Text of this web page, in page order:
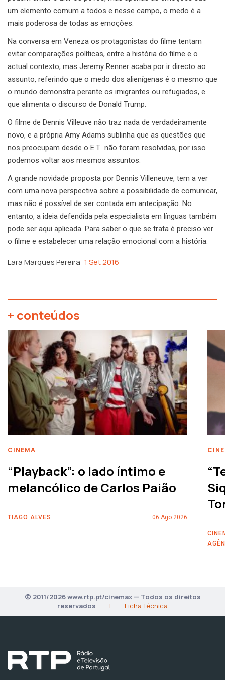
um elemento comum a todos e nesse campo, o medo é a
mais poderosa de todas as emoções.
Na conversa em Veneza os protagonistas do filme tentam
evitar comparações políticas, entre a história do filme e o
actual contexto, mas Jeremy Renner acaba por ir directo ao
assunto, referindo que o medo dos alienígenas é o mesmo que
o mundo demonstra perante os imigrantes ou refugiados, e
que alimenta o discurso de Donald Trump.
O filme de Dennis Villeuve não traz nada de verdadeiramente
novo, e a própria Amy Adams sublinha que as questões que
nos preocupam desde o E.T não foram resolvidas, por isso
podemos voltar aos mesmos assuntos.
A grande novidade proposta por Dennis Villeneuve, tem a ver
com uma nova perspectiva sobre a possibilidade de comunicar,
mas não é possível de ser contada em antecipação. No
entanto, a ideia defendida pela especialista em línguas também
pode ser aqui aplicada. Para saber o que se trata é preciso ver
o filme e estabelecer uma relação emocional com a história.
Lara Marques Pereira 1 Set 2016
+ conteúdos
CINEMA
“Playback”: o lado íntimo e
melancólico de Carlos Paião
TIAGO ALVES 06 Ago 2026
© 2011/2026 www.rtp.pt/cinemax — Todos os direitos
reservados
| Ficha Técnica